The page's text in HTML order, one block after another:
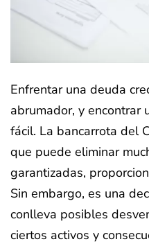
Enfrentar una deuda
abrumador, y encontrar
fácil. La bancarrota del
que puede eliminar
garantizadas,
Sin embargo, es una
conlleva posibles
ciertos activos y